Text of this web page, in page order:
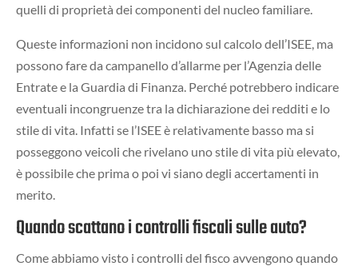
quelli di proprietà dei componenti del nucleo familiare.
Queste informazioni non incidono sul calcolo dell’ISEE, ma
possono fare da campanello d’allarme per l’Agenzia delle
Entrate e la Guardia di Finanza. Perché potrebbero indicare
eventuali incongruenze tra la dichiarazione dei redditi e lo
stile di vita. Infatti se l’ISEE è relativamente basso ma si
posseggono veicoli che rivelano uno stile di vita più elevato,
è possibile che prima o poi vi siano degli accertamenti in
merito.
Quando scattano i controlli fiscali sulle auto?
Come abbiamo visto i controlli del fisco avvengono quando